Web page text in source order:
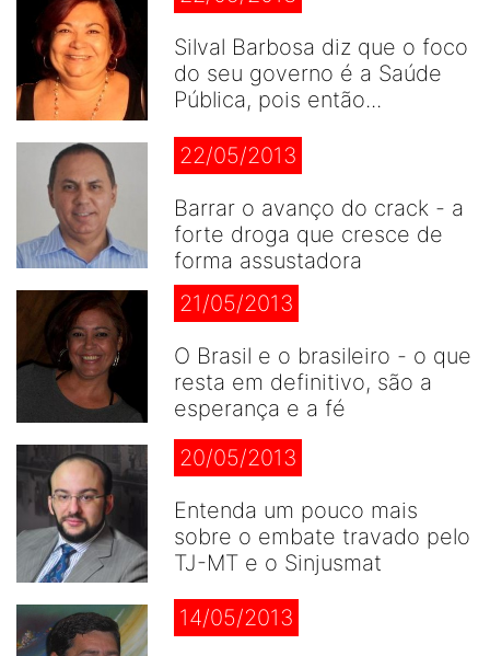
Silval Barbosa diz que o foco
do seu governo é a Saúde
Pública, pois então...
22/05/2013
Barrar o avanço do crack - a
forte droga que cresce de
forma assustadora
21/05/2013
O Brasil e o brasileiro - o que
resta em definitivo, são a
esperança e a fé
20/05/2013
Entenda um pouco mais
sobre o embate travado pelo
TJ-MT e o Sinjusmat
14/05/2013